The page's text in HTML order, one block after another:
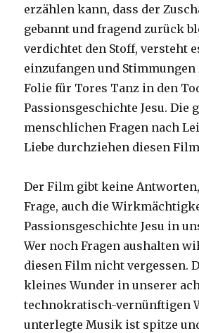
erzählen kann, dass der
gebannt und fragend zurück
verdichtet den Stoff, versteht
einzufangen und Stimmungen
Folie für Tores Tanz in den
Passionsgeschichte Jesu. Die
menschlichen Fragen nach
Liebe durchziehen diesen
Der Film gibt keine
Frage, auch die
Passionsgeschichte Jesu in
Wer noch Fragen aushalten
diesen Film nicht vergessen.
kleines Wunder in unserer
technokratisch-vernünftigen
unterlegte Musik ist spitze